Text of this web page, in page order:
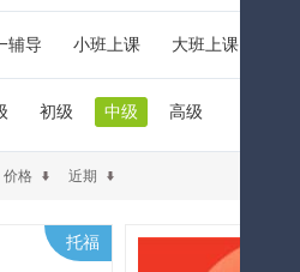
辅导 小班上课 大班上课
初级 中级 高级
价格 近期
托福